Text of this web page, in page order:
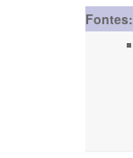
Fontes: